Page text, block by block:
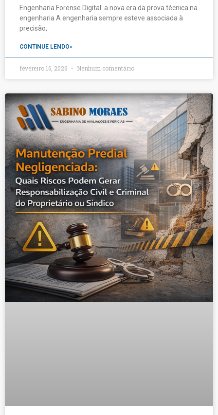
Engenharia Forense Digital: a nova era da prova técnica na
engenharia A engenharia sempre esteve associada à
precisão,
CONTINUE LENDO»
fevereiro 16, 2026 Nenhum comentário